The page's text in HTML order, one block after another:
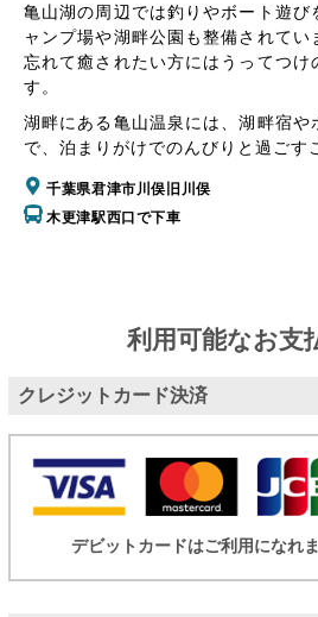
亀山湖の周辺では釣りやボート遊び
ャンプ場や湖畔公園も整備されてい
忘れて癒されたい方にはうってつけ
す。
湖畔にある亀山温泉には、湖畔宿や
で、泊まりがけでのんびりと過ごす
千葉県君津市川俣旧川俣
木更津駅西口で下車
利用可能なお支
クレジットカード決済
デビットカードはご利用になれま